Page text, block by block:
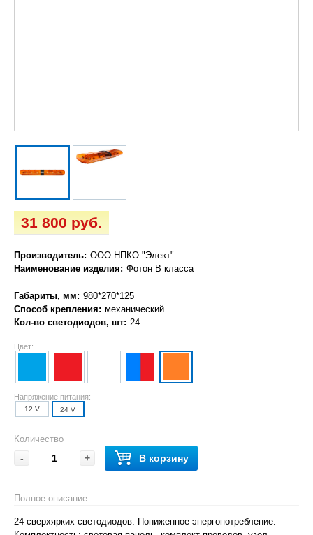
31 800 руб.
Производитель: ООО НПКО "Элект"
Наименование изделия: Фотон В класса
Габариты, мм: 980*270*125
Способ крепления: механический
Кол-во светодиодов, шт: 24
Цвет:
Напряжение питания:
12 V 24 V
Количество
- + В корзину
Полное описание
24 сверхярких светодиодов. Пониженное энергопотребление.